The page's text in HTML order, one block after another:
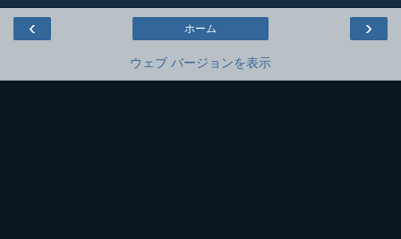
‹ ›
ホーム
ウェブ バージョンを表示